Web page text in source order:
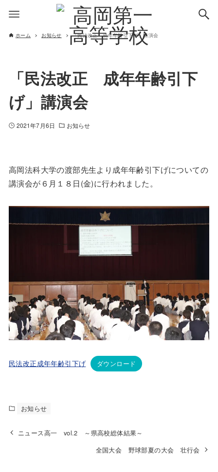
ホーム お知らせ 「民法改正 成年年齢引下げ」講演会
「民法改正 成年年齢引下
げ」講演会
2021年7月6日 お知らせ
高岡法科大学の渡部先生より成年年齢引下げについての
講演会が６月１８日(金)に行われました。
民法改正成年年齢引下げ ダウンロード
お知らせ
ニュース高一 vol.2 ～県高校総体結果～
全国大会 野球部夏の大会 壮行会